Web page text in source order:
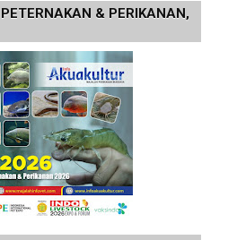
& PERIKANAN,